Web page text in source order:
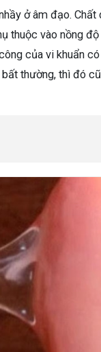
ở âm đạo. Chất
thuộc vào nồng
của vi khuẩn
thường, thì đó